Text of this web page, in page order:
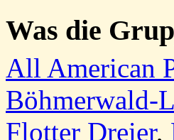
Was die
All American
Böhmerwald-
Flotter Dreier,